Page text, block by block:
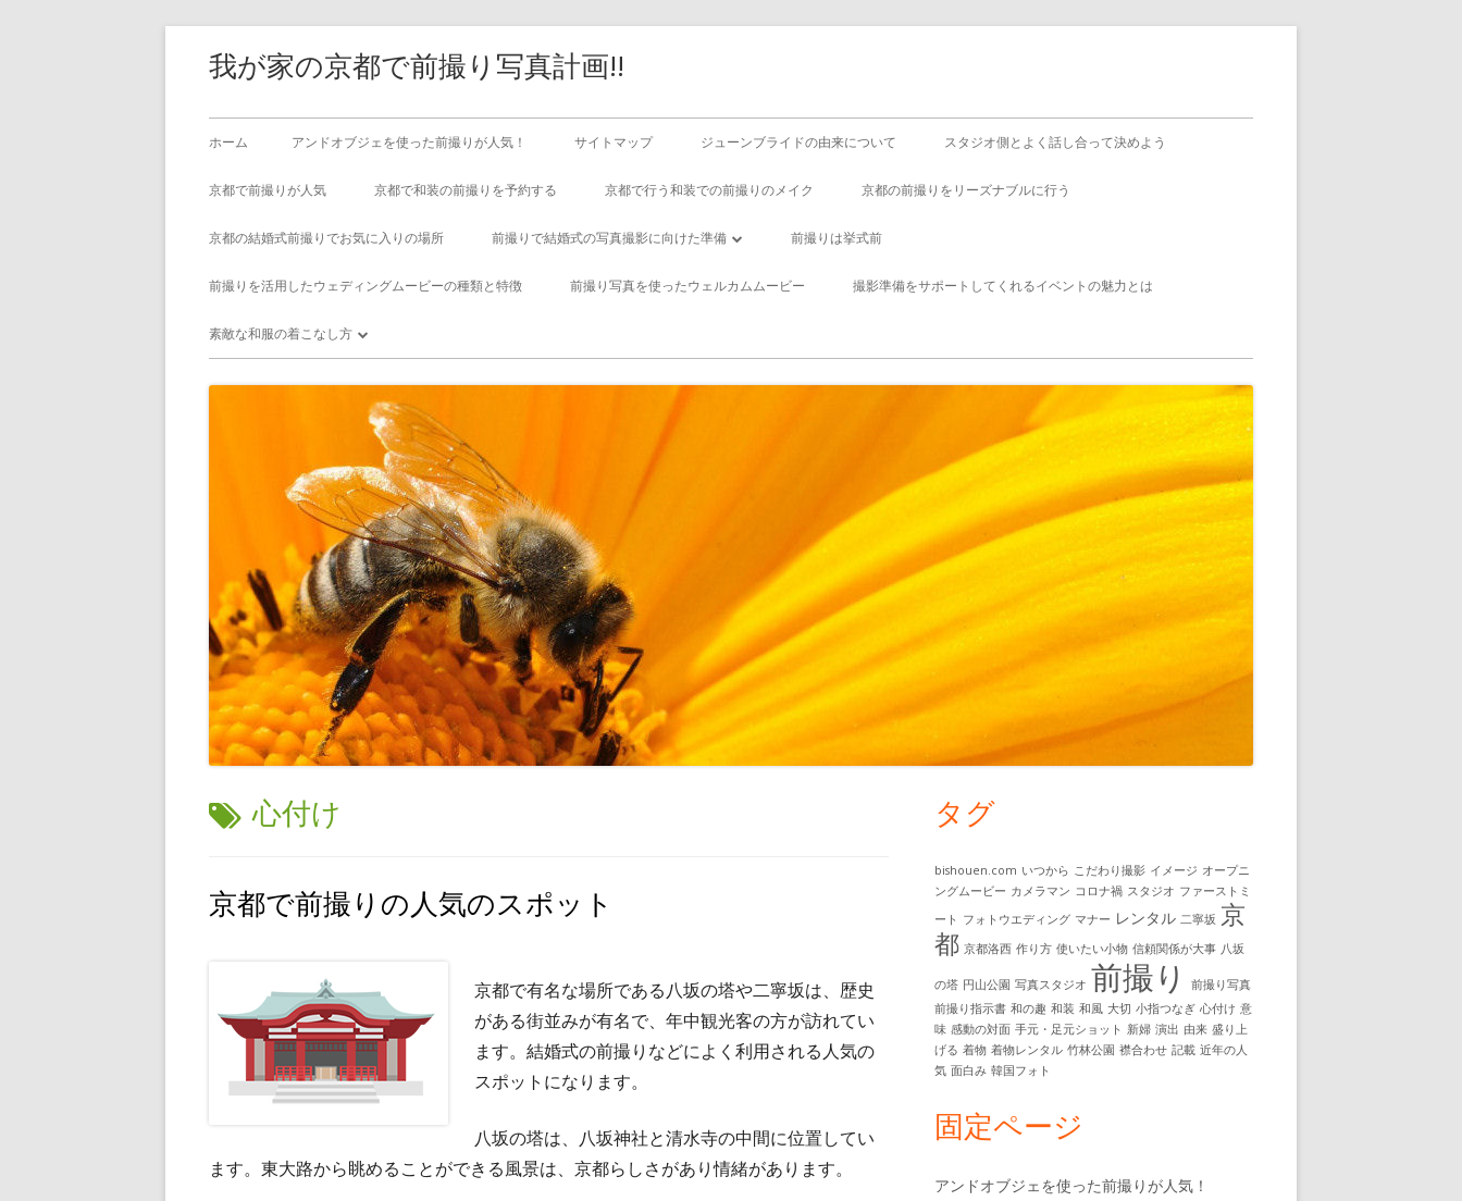
我が家の京都で前撮り写真計画!!
メ
イ
ン
メ
ニ
ホーム アンドオブジェを使った前撮りが人気！ サイトマップ ジューンブライドの由来について スタジオ側とよく話し合って決めよう
京都で前撮りが人気 京都で和装の前撮りを予約する 京都で行う和装での前撮りのメイク 京都の前撮りをリーズナブルに行う
京都の結婚式前撮りでお気に入りの場所 前撮りで結婚式の写真撮影に向けた準備
優れたカメラマンを選ぶ重要性とその影
前撮りは挙式前
前撮りを活用したウェディングムービーの種類と特徴 前撮り写真を使ったウェルカムムービー 撮影準備をサポートしてくれるイベントの魅力とは
素敵な和服の着こなし方
タ
心付け
京都で前撮りの人気のスポット
京都で有名な場所である八坂の塔や二寧坂は、歴史
がある街並みが有名で、年中観光客の方が訪れてい
ます。結婚式の前撮りなどによく利用される人気の
スポットになります。
八坂の塔は、八坂神社と清水寺の中間に位置してい
ます。東大路から眺めることができる風景は、京都らしさがあり情緒があります。
メ
イ
ン
サ
イ
ド
ー
タグ
bishouen.com いつから こだわり撮影 イメージ オープニ
ングムービー カメラマン コロナ禍 スタジオ ファーストミ
ート フォトウエディング マナー レンタル 二寧坂 京
都 京都洛西 作り方 使いたい小物 信頼関係が大事 八坂
の塔 円山公園 写真スタジオ 前撮り
前撮り写真
前撮り指示書 和の趣 和装 和風 大切 小指つなぎ 心付け 意
味 感動の対面 手元・足元ショット 新婦 演出 由来 盛り上
げる 着物 着物レンタル 竹林公園 襟合わせ 記載 近年の人
気 面白み 韓国フォト
固定ページ
アンドオブジェを使った前撮りが人気！